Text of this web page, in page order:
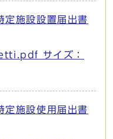
定施設設置届出書
サイズ：
定施設使用届出書